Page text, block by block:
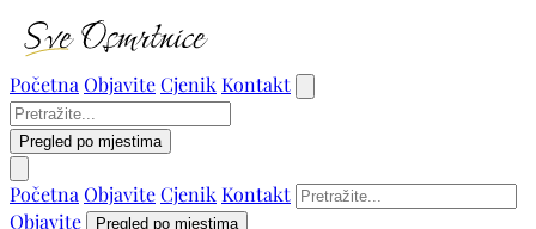
Početna ObjaviteCjenik Kontakt
Pregled po mjestima
Početna ObjaviteCjenik Kontakt
Objavite
Pregled po mjestima